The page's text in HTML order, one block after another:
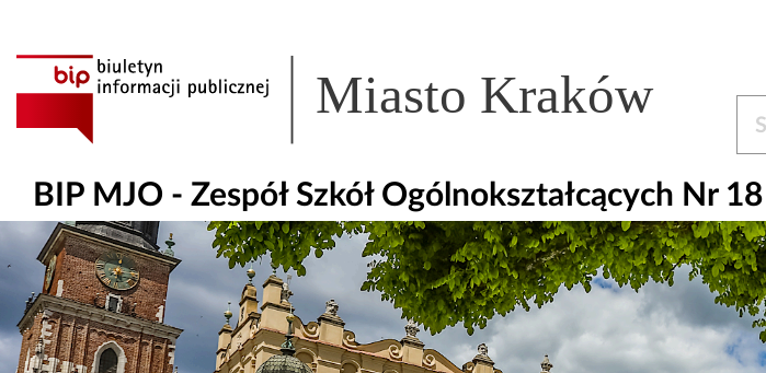
Miasto Kraków
BIP MJO - Zespół Szkół Ogólnokształcących Nr 18